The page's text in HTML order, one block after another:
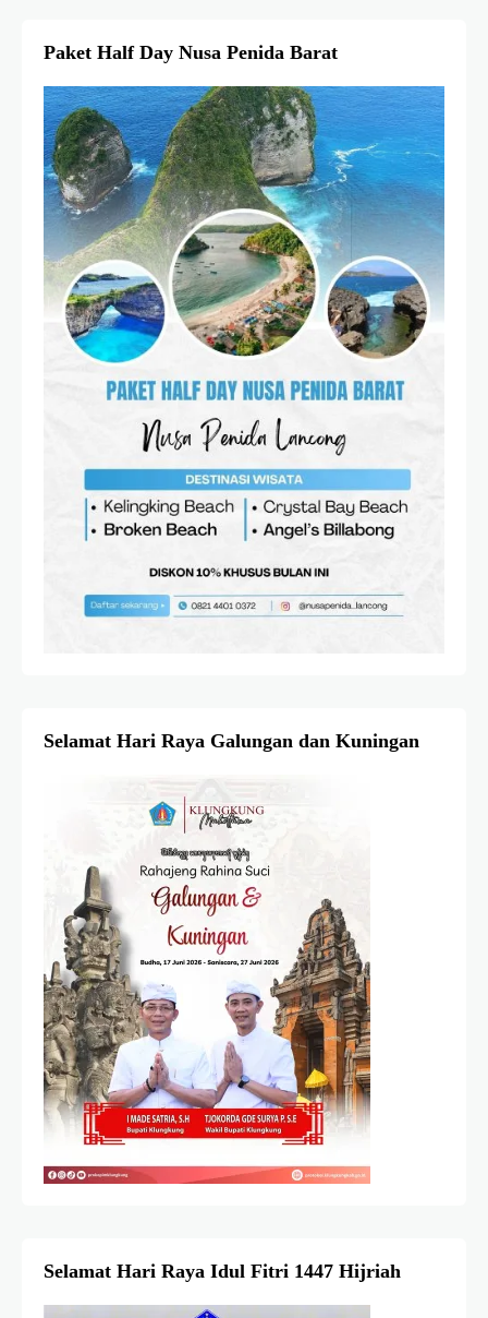
Paket Half Day Nusa Penida Barat
Selamat Hari Raya Galungan dan Kuningan
Selamat Hari Raya Idul Fitri 1447 Hijriah